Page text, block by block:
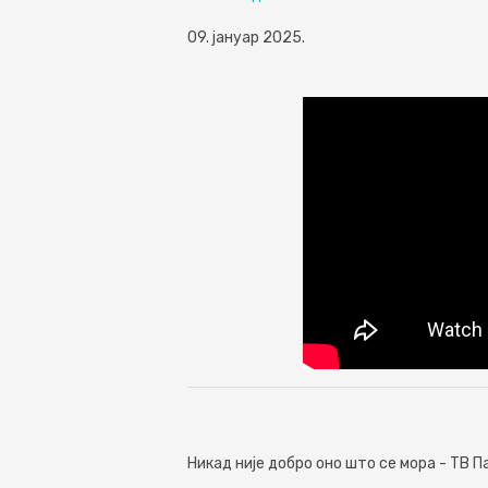
09. јануар 2025.
Никад није добро оно што се мора - ТВ